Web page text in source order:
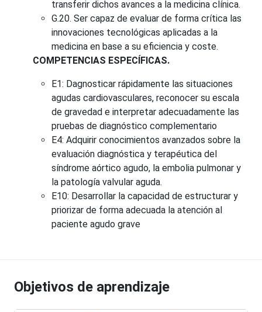
transferir dichos avances a la medicina clínica.
G.20. Ser capaz de evaluar de forma crítica las
innovaciones tecnológicas aplicadas a la
medicina en base a su eficiencia y coste.
COMPETENCIAS ESPECÍFICAS.
E1: Dagnosticar rápidamente las situaciones
agudas cardiovasculares, reconocer su escala
de gravedad e interpretar adecuadamente las
pruebas de diagnóstico complementario
E4: Adquirir conocimientos avanzados sobre la
evaluación diagnóstica y terapéutica del
síndrome aórtico agudo, la embolia pulmonar y
la patología valvular aguda.
E10: Desarrollar la capacidad de estructurar y
priorizar de forma adecuada la atención al
paciente agudo grave
Objetivos de aprendizaje